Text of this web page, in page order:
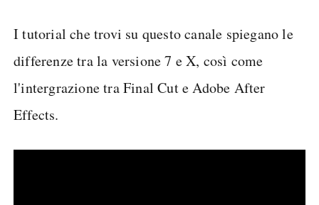
I tutorial che trovi su questo canale spiegano le
differenze tra la versione 7 e X, così come
l'intergrazione tra Final Cut e Adobe After
Effects.